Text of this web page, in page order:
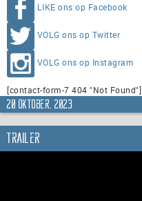
LIKE ons op Facebook
VOLG ons op Twitter
VOLG ons op Instagram
[contact-form-7 404 "Not Found"]
20 oktober, 2023
Trailer